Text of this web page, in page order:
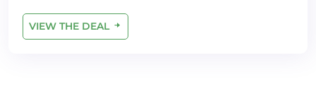
VIEW THE DEAL